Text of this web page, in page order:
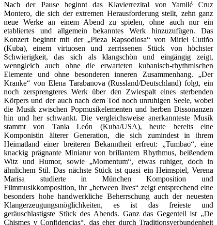
Nach der Pause beginnt das Klavierrezital von Yamilé Cruz
Montero, die sich der extremen Herausforderung stellt, zehn ganz
neue Werke an einem Abend zu spielen, ohne auch nur ein
etabliertes und allgemein bekanntes Werk hinzuzufügen. Das
Konzert beginnt mit der „Pieza Rapsodiosa“ von Miriel Cutiño
(Kuba), einem virtuosen und zerrissenen Stück von höchster
Schwierigkeit, das sich als klangschön und eingängig zeigt,
wenngleich auch ohne die erwarteten kubanisch-rhythmischen
Elemente und ohne besonderen inneren Zusammenhang. „Der
Kranke“ von Elena Tarabanova (Russland/Deutschland) folgt, ein
noch zersprengteres Werk über den Zwiespalt eines sterbenden
Körpers und der auch nach dem Tod noch unruhigen Seele, wobei
die Musik zwischen Popmusikelementen und herben Dissonanzen
hin und her schwankt. Die vergleichsweise anerkannteste Musik
stammt von Tania León (Kuba/USA), heute bereits eine
Komponistin älterer Generation, die sich zumindest in ihrem
Heimatland einer breiteren Bekanntheit erfreut: „Tumbao“, eine
knackig prägnante Miniatur von brillantem Rhythmus, beißendem
Witz und Humor, sowie „Momentum“, etwas ruhiger, doch in
ähnlichem Stil. Das nächste Stück ist quasi ein Heimspiel, Verena
Marisa studierte in München Komposition und
Filmmusikkomposition, ihr „between lives“ zeigt entsprechend eine
besonders hohe handwerkliche Beherrschung auch der neuesten
Klangerzeugungsmöglichkeiten, es ist das freieste und
geräuschlastigste Stück des Abends. Ganz das Gegenteil ist „De
Chismes y Confidencias“, das eher durch Traditionsverbundenheit